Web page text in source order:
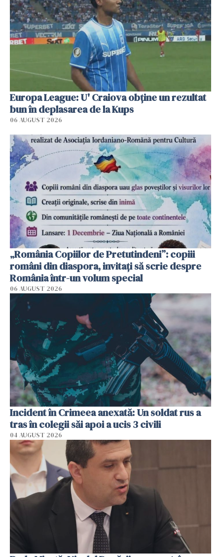
Europa League: U' Craiova obține un rezultat
bun în deplasarea de la Kups
06 AUGUST 2026
„România Copiilor de Pretutindeni”: copiii
români din diaspora, invitați să scrie despre
România într-un volum special
06 AUGUST 2026
Incident în Crimeea anexată: Un soldat rus a
tras în colegii săi apoi a ucis 3 civili
04 AUGUST 2026